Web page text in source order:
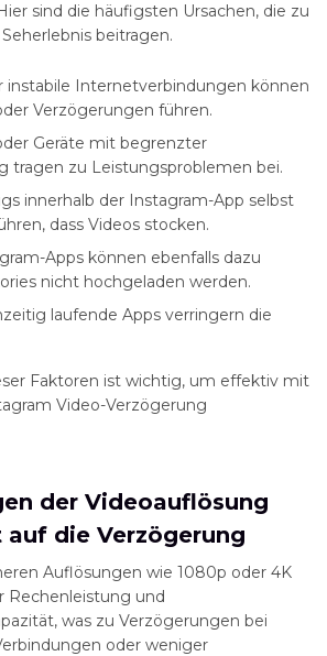
sind die häufigsten Ursachen, die zu
beitragen.
instabile Internetverbindungen können
Verzögerungen führen.
Geräte mit begrenzter
tragen zu Leistungsproblemen bei.
innerhalb der Instagram-App selbst
dass Videos stocken.
Apps können ebenfalls dazu
nicht hochgeladen werden.
laufende Apps verringern die
Faktoren ist wichtig, um effektiv mit
Video-Verzögerung
der Videoauflösung
die Verzögerung
Auflösungen wie 1080p oder 4K
Rechenleistung und
was zu Verzögerungen bei
oder weniger